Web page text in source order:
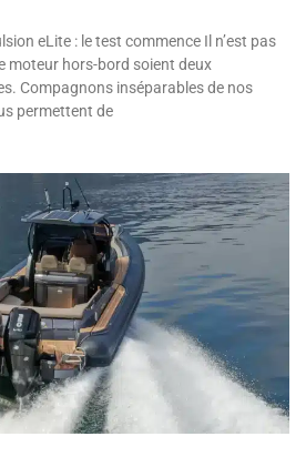
eLite : le test commence Il n’est pas
moteur hors-bord soient deux
Compagnons inséparables de nos
permettent de